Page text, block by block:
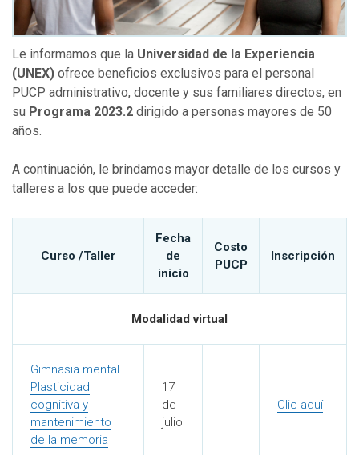
Le informamos que la Universidad de la Experiencia
(UNEX) ofrece beneficios exclusivos para el personal
PUCP administrativo, docente y sus familiares directos, en
su Programa 2023.2 dirigido a personas mayores de 50
años.
A continuación, le brindamos mayor detalle de los cursos y
talleres a los que puede acceder:
Curso /Taller
Fecha
de
inicio
Costo
PUCP
Inscripción
Modalidad virtual
Gimnasia mental.
Plasticidad
cognitiva y
mantenimiento
de la memoria
17
de
julio
Clic aquí